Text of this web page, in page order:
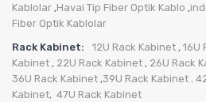
Kablolar ,Havai Tip Fiber Optik Kablo ,
Fiber Optik Kablolar
Rack Kabinet:
12U Rack Kabinet , 16U
Kabinet , 22U Rack Kabinet , 26U Rack
36U Rack Kabinet ,39U Rack Kabinet .
Kabinet, 47U Rack Kabinet